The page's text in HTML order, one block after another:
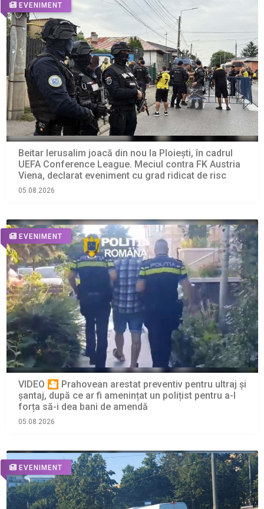
EVENIMENT
Beitar Ierusalim joacă din nou la Ploiești, în cadrul
UEFA Conference League. Meciul contra FK Austria
Viena, declarat eveniment cu grad ridicat de risc
05.08.2026
EVENIMENT
VIDEO 🎦 Prahovean arestat preventiv pentru ultraj și
șantaj, după ce ar fi amenințat un polițist pentru a-l
forța să-i dea bani de amendă
05.08.2026
EVENIMENT